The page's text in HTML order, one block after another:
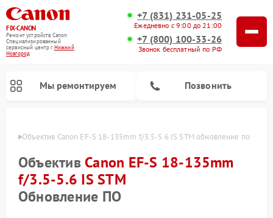
FIX-CANON
Ремонт устройств Canon
Специализированный
cервисный центр г.Нижний
Новгород
+7 (831) 231-05-25
Ежедневно с 9:00 до 21:00
+7 (800) 100-33-26
Звонок бесплатный по РФ
Мы ремонтируем Позвонить
Объектив Canon EF-S 18-135mm f/3.5-5.6 IS STM обновление по
Объектив Canon EF-S 18-135mm
f/3.5-5.6 IS STM
Обновление ПО